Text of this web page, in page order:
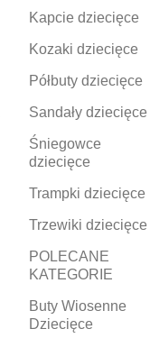
Kapcie dziecięce
Kozaki dziecięce
Półbuty dziecięce
Sandały dziecięce
Śniegowce
dziecięce
Trampki dziecięce
Trzewiki dziecięce
POLECANE
KATEGORIE
Buty Wiosenne
Dziecięce